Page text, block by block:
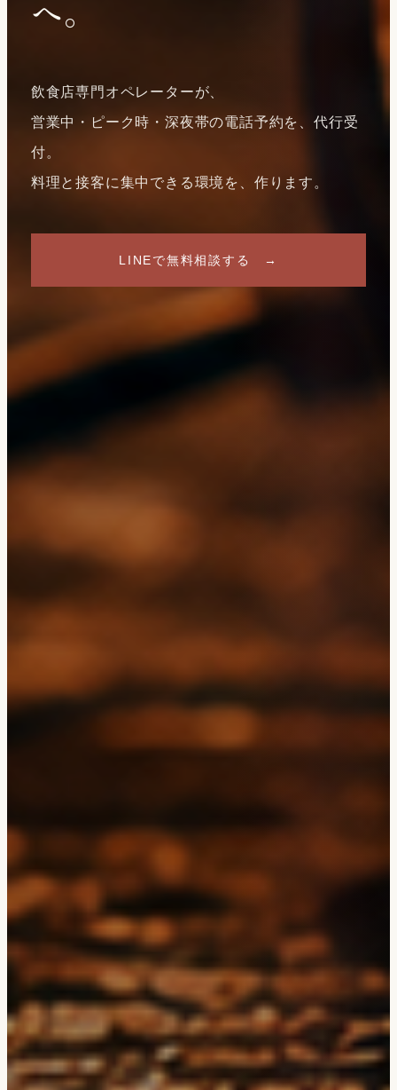
へ。
飲食店専門オペレーターが、
営業中・ピーク時・深夜帯の電話予約を、代行受
付。
料理と接客に集中できる環境を、作ります。
LINEで無料相談する →